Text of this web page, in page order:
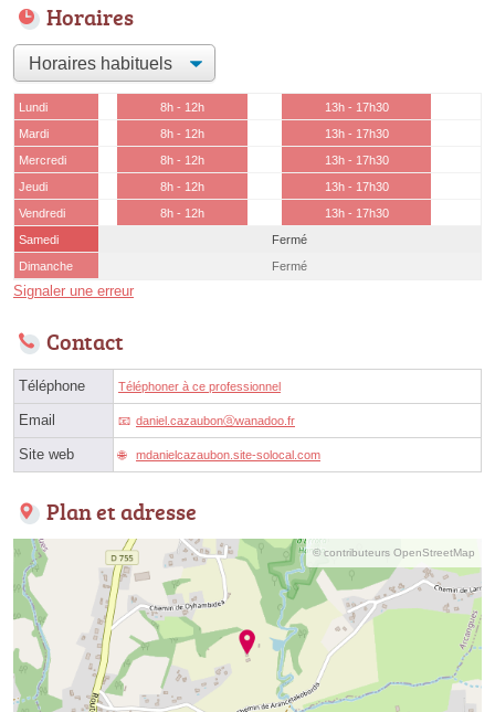
Horaires
Lundi 8h - 12h
13h - 17h30
Mardi
8h - 12h
13h - 17h30
Mercredi
8h - 12h
13h - 17h30
Jeudi
8h - 12h
13h - 17h30
Vendredi
8h - 12h
13h - 17h30
Samedi
Fermé
Dimanche
Fermé
Signaler une erreur
Contact
Téléphone Téléphoner à ce professionnel
Email daniel.cazaubonⓐwanadoo.fr
Site web mdanielcazaubon.site-solocal.com
Plan et adresse
© contributeurs OpenStreetMap